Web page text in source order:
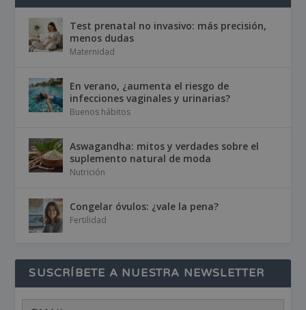
Test prenatal no invasivo: más precisión,
menos dudas
Maternidad
En verano, ¿aumenta el riesgo de
infecciones vaginales y urinarias?
Buenos hábitos
Aswagandha: mitos y verdades sobre el
suplemento natural de moda
Nutrición
Congelar óvulos: ¿vale la pena?
Fertilidad
SUSCRÍBETE A NUESTRA NEWSLETTER